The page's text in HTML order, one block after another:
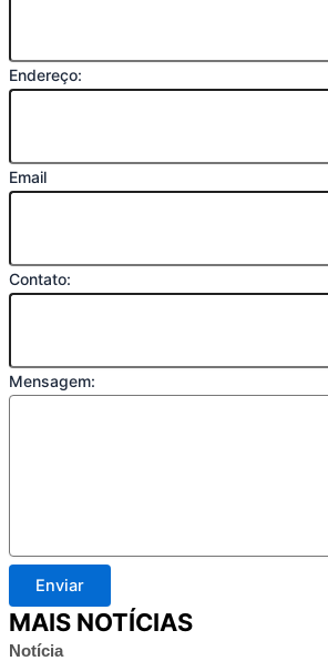
Endereço:
Email
Contato:
Mensagem:
Enviar
MAIS NOTÍCIAS
Notícia